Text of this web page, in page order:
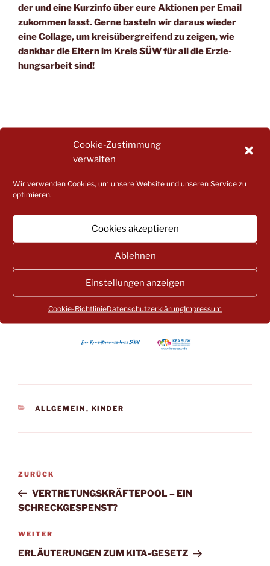
Cookie-Zustimmung
verwalten
Wir verwenden Cookies, um unsere Website und unseren Service zu
optimieren.
Cookies akzeptieren
Ablehnen
Einstellungen anzeigen
Cookie-RichtlinieDatenschutzerklärungImpressum
der und eine Kurz­in­fo über eure Aktio­nen per Email
zukom­men lasst. Ger­ne bas­teln wir dar­aus wie­der
eine Col­la­ge, um kreis­über­grei­fend zu zei­gen, wie
dank­bar die Eltern im Kreis SÜW für all die Erzie­
hungs­ar­beit sind!
KATEGORIEN
ALLGEMEIN , KINDER
Beitragsnavigation
Vorheriger
Beitrag
ZURÜCK
VERTRETUNGSKRÄFTEPOOL – EIN
SCHRECKGESPENST?
Nächster
Beitrag
WEITER
ERLÄUTERUNGEN ZUM KITA-GESETZ